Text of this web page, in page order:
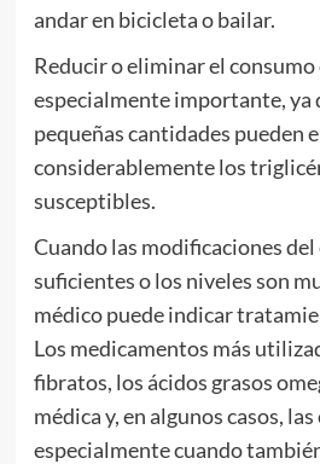
andar en bicicleta o bailar.
Reducir o eliminar el consumo
especialmente importante, ya
pequeñas cantidades pueden
considerablemente los
susceptibles.
Cuando las modificaciones
suficientes o los niveles son
médico puede indicar
Los medicamentos más
fibratos, los ácidos grasos
médica y, en algunos casos,
especialmente cuando